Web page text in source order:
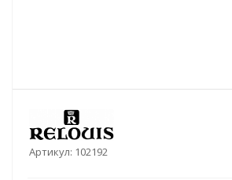
Артикул: 102192